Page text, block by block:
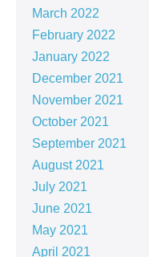
March 2022
February 2022
January 2022
December 2021
November 2021
October 2021
September 2021
August 2021
July 2021
June 2021
May 2021
April 2021